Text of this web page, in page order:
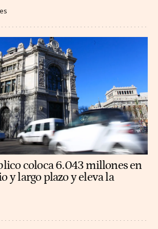
coloca 6.043 millones en
y largo plazo y eleva la